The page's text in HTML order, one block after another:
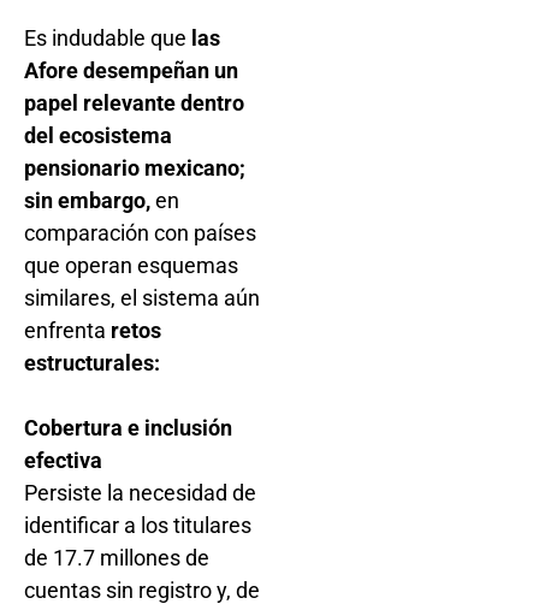
Es indudable que las
Afore desempeñan un
papel relevante dentro
del ecosistema
pensionario mexicano;
sin embargo,en
comparación con países
que operan esquemas
similares, el sistema aún
enfrenta retos
estructurales:
Cobertura e inclusión
efectiva
Persiste la necesidad de
identificar a los titulares
de 17.7 millones de
cuentas sin registro y, de